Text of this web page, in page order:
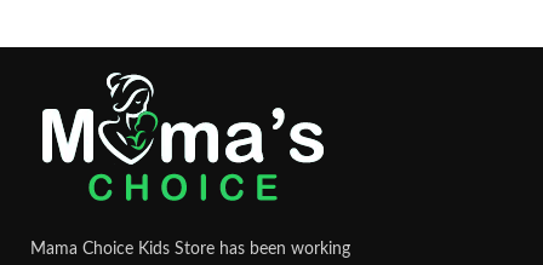
Mama Choice Kids Store has been working